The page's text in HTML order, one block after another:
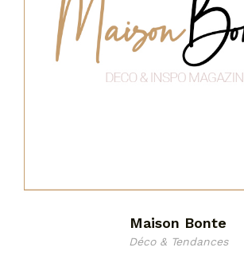
Maison Bonte
Déco & Tendances